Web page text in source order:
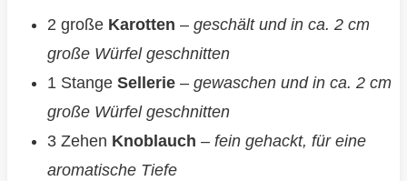
2 große Karotten – geschält und in ca. 2 cm
große Würfel geschnitten
1 Stange Sellerie– gewaschen und in ca. 2 cm
große Würfel geschnitten
3 Zehen Knoblauch – fein gehackt, für eine
aromatische Tiefe